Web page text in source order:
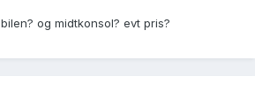
og midtkonsol? evt pris?